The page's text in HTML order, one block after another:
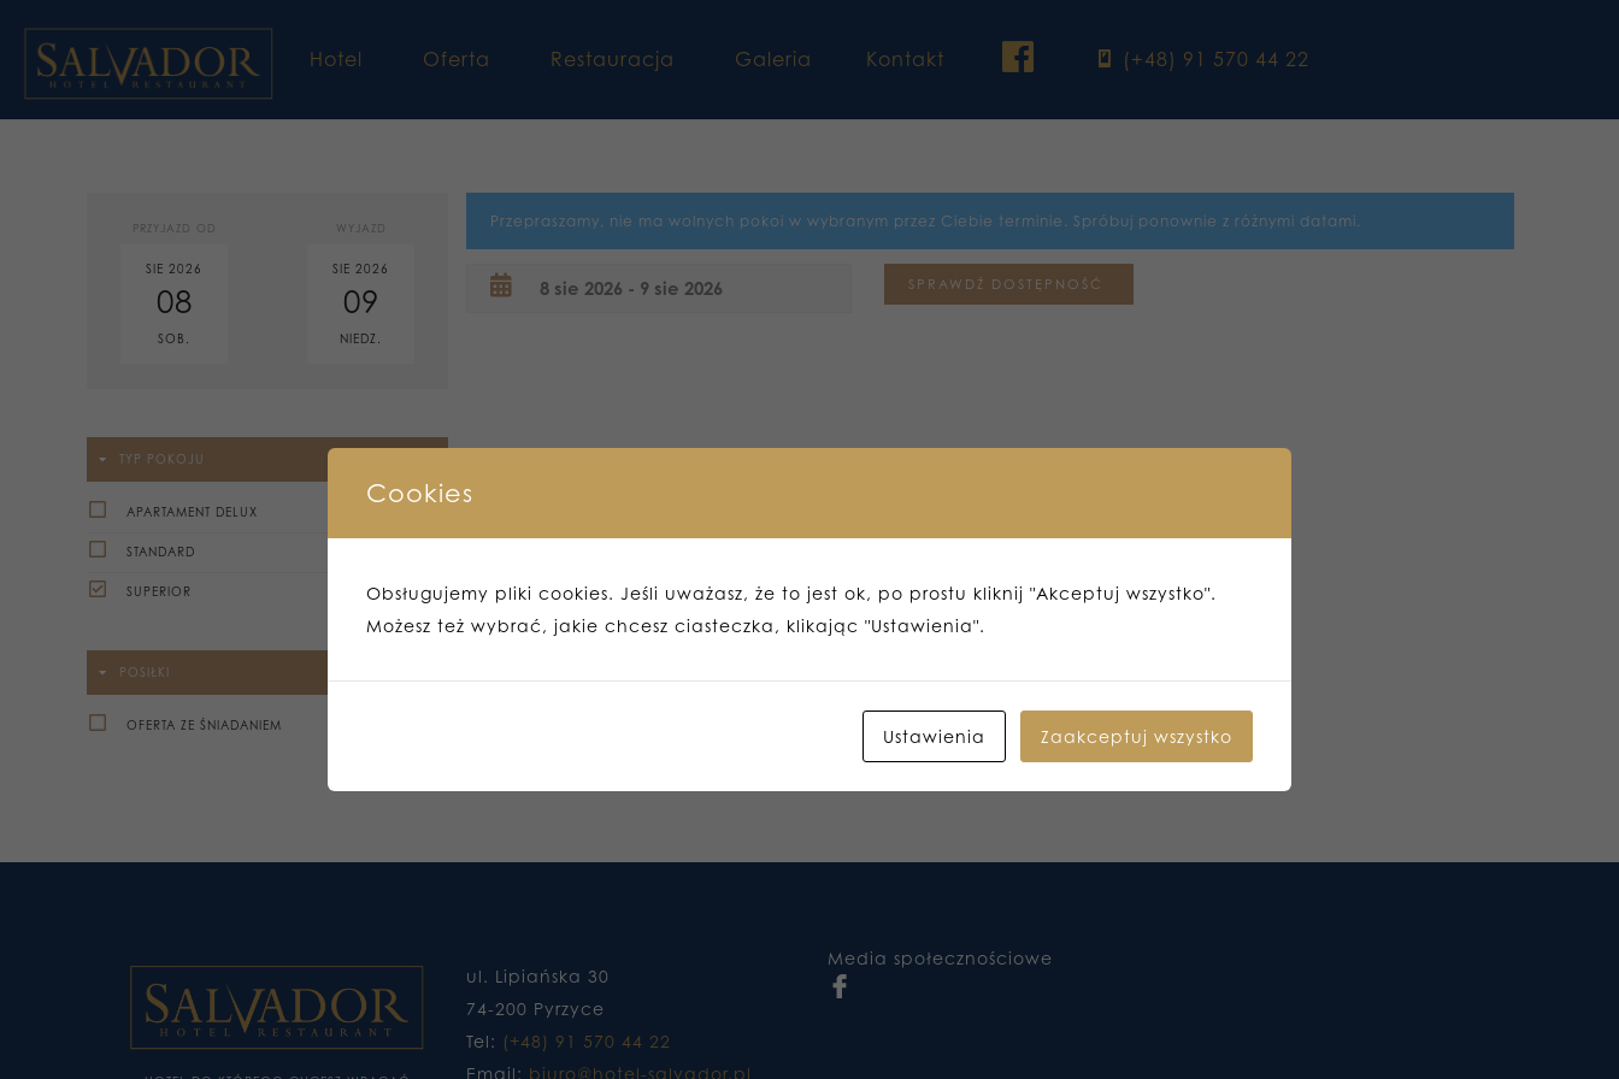
Hotel Oferta Restauracja Galeria Kontakt facebook(+48) 91 570 44 22
PRZYJAZD OD
SIE 2026
08
SOB.
WYJAZD
SIE 2026
09
NIEDZ.
TYP POKOJU
APARTAMENT DELUX
STANDARD
SUPERIOR
POSIŁKI
OFERTA ZE ŚNIADANIEM
Przepraszamy, nie ma wolnych pokoi w wybranym przez Ciebie terminie. Spróbuj ponownie z różnymi datami.
ul. Lipiańska 30
74-200 Pyrzyce
Tel: (+48) 91 570 44 22
Email: biuro@hotel-salvador.pl
Media społecznościowe
Cookies
Obsługujemy pliki cookies. Jeśli uważasz, że to jest ok, po prostu kliknij "Akceptuj wszystko".
Możesz też wybrać, jakie chcesz ciasteczka, klikając "Ustawienia".
Ustawienia Zaakceptuj wszystko